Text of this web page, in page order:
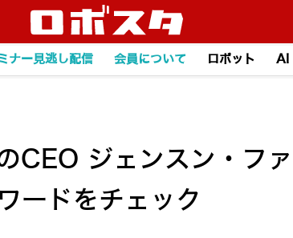
ナー見逃し配信 会員について ロボット AI
CEO ジェンスン・フ
ードをチェック